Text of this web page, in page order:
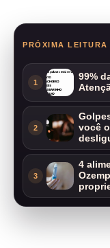
PRÓXIMA
1
99%
2
você
3
4